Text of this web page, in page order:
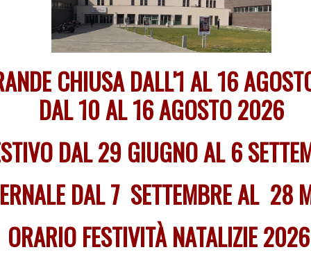
CHIUSA DALL'1 AL 16
DAL 10 AL 16 AGOSTO 2026
DAL 29 GIUGNO AL 6
DAL 7 SETTEMBRE AL
ORARIO FESTIVITÀ NATALIZIE